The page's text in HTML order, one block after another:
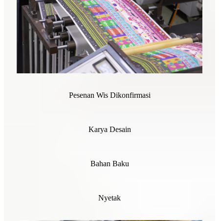
Pesenan Wis Dikonfirmasi
Karya Desain
Bahan Baku
Nyetak